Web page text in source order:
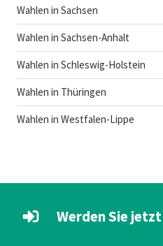
Wahlen in Sachsen
Wahlen in Sachsen-Anhalt
Wahlen in Schleswig-Holstein
Wahlen in Thüringen
Wahlen in Westfalen-Lippe
Werden Sie